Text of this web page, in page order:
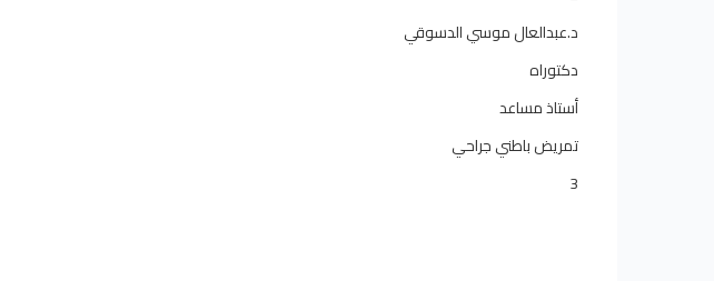
د.عبدالعال موسي الدسوقي
دكتوراه
أستاذ مساعد
تمريض باطني جراحي
3